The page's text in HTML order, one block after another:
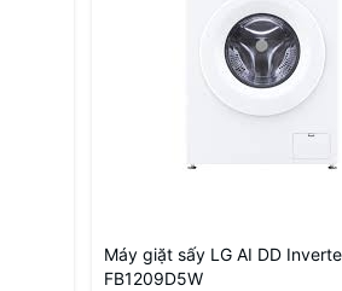
Máy giặt sấy LG AI DD
FB1209D5W